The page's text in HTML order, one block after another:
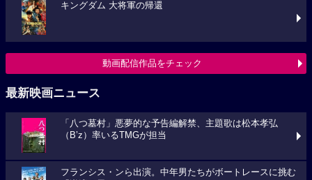
キングダム 大将軍の帰還
動画配信作品をチェック
最新映画ニュース
「八つ墓村」悪夢的な予告編解禁、主題歌は松本孝弘
（B’z）率いるTMGが担当
フランシス・ンら出演。中年男たちがボートレースに挑む